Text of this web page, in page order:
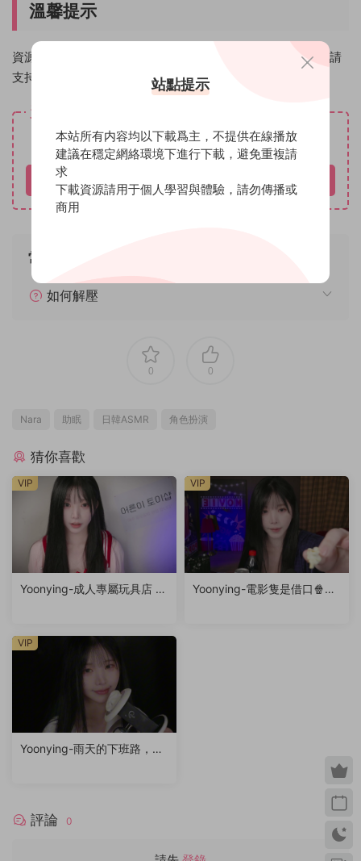
溫馨提示
資源僅限個人學習使用，請在下載後24小時内删除。如喜歡請
支持原創作者！
資源下載
下載價格 免費
立即購買
常見問題
如何解壓
0 0
Nara 助眠 日韓ASMR 角色扮演
猜你喜歡
Yoonying-成人專屬玩具店 R
VIP
Yoonying-電影隻是借口🍿（f
VIP
Yoonying-雨天的下班路，你
VIP
評論 0
站點提示
本站所有内容均以下載爲主，不提供在線播放
建議在穩定網絡環境下進行下載，避免重複請
求
下載資源請用于個人學習與體驗，請勿傳播或
商用